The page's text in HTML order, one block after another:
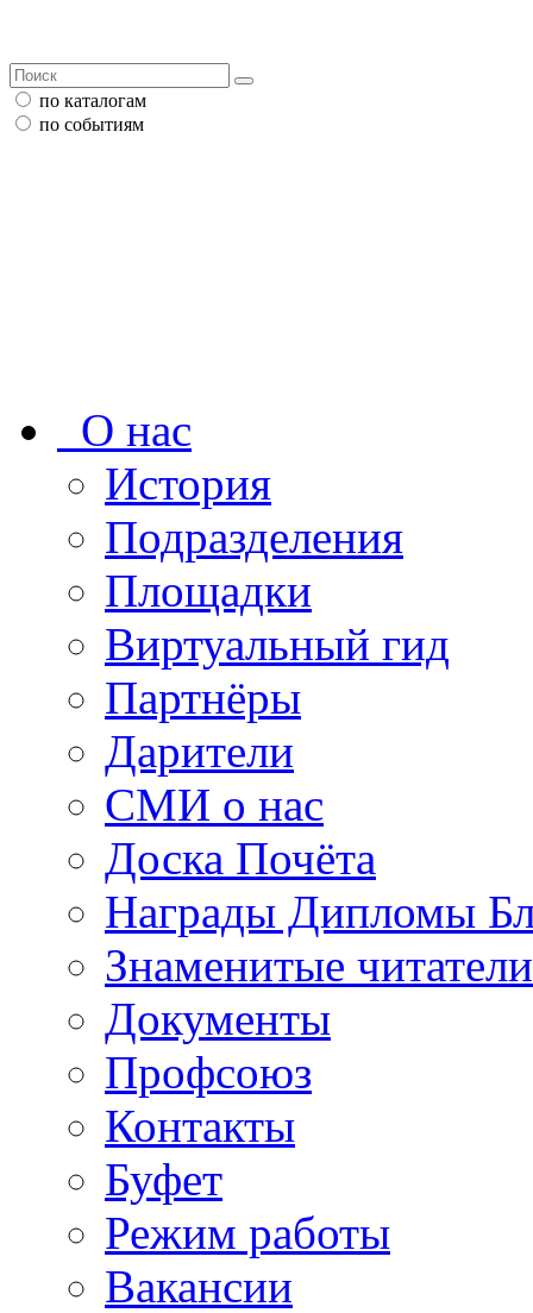
по каталогам
по событиям
О нас
История
Подразделения
Площадки
Виртуальный гид
Партнёры
Дарители
СМИ о нас
Доска Почёта
Награды Дипломы
Знаменитые
Документы
Профсоюз
Контакты
Буфет
Режим работы
Вакансии